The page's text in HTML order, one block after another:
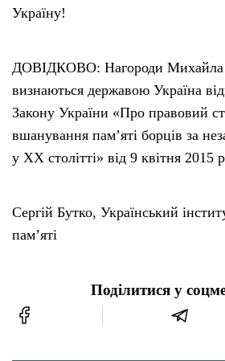
Україну!
ДОВІДКОВО: Нагороди Михайла
визнаються державою Україна
Закону України «Про правовий
вшанування пам’яті борців за
у XX столітті» від 9 квітня
Сергій Бутко, Український
пам’яті
Поділитися у